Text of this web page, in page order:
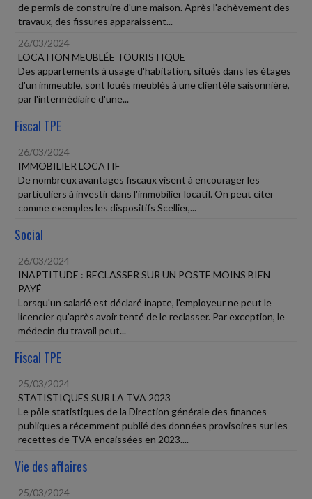
de permis de construire d'une maison. Après l'achèvement des
travaux, des fissures apparaissent...
26/03/2024
LOCATION MEUBLÉE TOURISTIQUE
Des appartements à usage d'habitation, situés dans les étages
d'un immeuble, sont loués meublés à une clientèle saisonnière,
par l'intermédiaire d'une...
Fiscal TPE
26/03/2024
IMMOBILIER LOCATIF
De nombreux avantages fiscaux visent à encourager les
particuliers à investir dans l'immobilier locatif. On peut citer
comme exemples les dispositifs Scellier,...
Social
26/03/2024
INAPTITUDE : RECLASSER SUR UN POSTE MOINS BIEN
PAYÉ
Lorsqu'un salarié est déclaré inapte, l'employeur ne peut le
licencier qu'après avoir tenté de le reclasser. Par exception, le
médecin du travail peut...
Fiscal TPE
25/03/2024
STATISTIQUES SUR LA TVA 2023
Le pôle statistiques de la Direction générale des finances
publiques a récemment publié des données provisoires sur les
recettes de TVA encaissées en 2023....
Vie des affaires
25/03/2024